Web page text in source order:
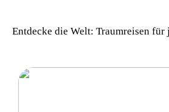
Entdecke die Welt: Traumreisen für